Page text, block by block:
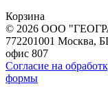
Корзина
© 2026 ООО
772201001 Москва,
офис 807
Согласие на
формы